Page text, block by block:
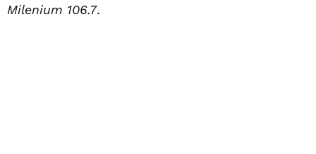
Milenium 106.7.